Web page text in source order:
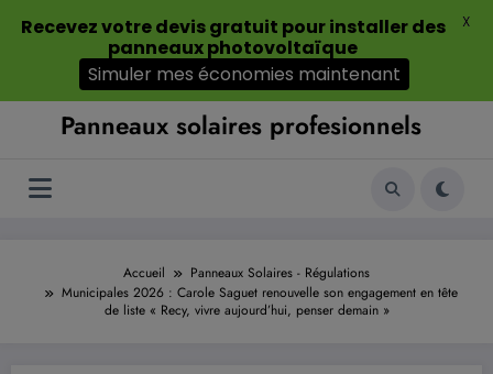
août 8, 2026 11:38:09 PM
Panneaux solaires profesionnels
Accueil
Panneaux Solaires - Régulations
Municipales 2026 : Carole Saguet renouvelle son engagement en tête
de liste « Recy, vivre aujourd’hui, penser demain »
Recevez votre devis gratuit pour installer des
panneaux photovoltaïque
Simuler mes économies maintenant
X